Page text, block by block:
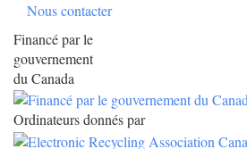
Nous contacter
Financé par le
gouvernement
du Canada
Ordinateurs donnés par